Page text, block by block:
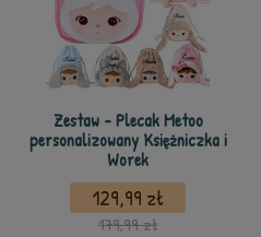
Zestaw - Plecak Metoo
personalizowany Księżniczka i
Worek
129,99 zł
179,99 zł